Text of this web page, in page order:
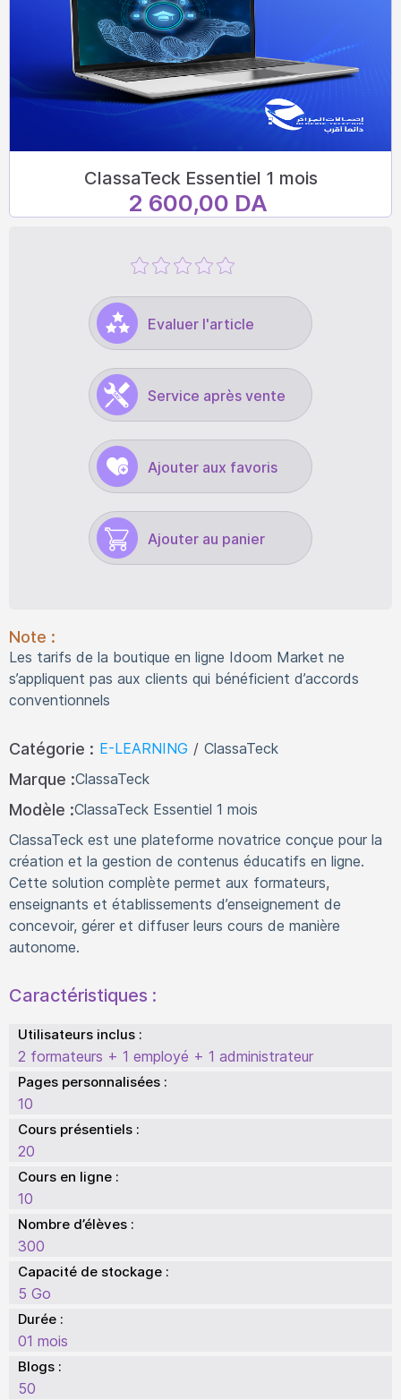
ClassaTeck Essentiel 1 mois
2 600,00 DA
Evaluer l'article
Service après vente
Ajouter aux favoris
Note :
Les tarifs de la boutique en ligne Idoom Market ne
s’appliquent pas aux clients qui bénéficient d’accords
conventionnels
Catégorie : E-LEARNING / ClassaTeck
Marque :ClassaTeck
Modèle :ClassaTeck Essentiel 1 mois
ClassaTeck est une plateforme novatrice conçue pour la
création et la gestion de contenus éducatifs en ligne.
Cette solution complète permet aux formateurs,
enseignants et établissements d’enseignement de
concevoir, gérer et diffuser leurs cours de manière
autonome.
Caractéristiques :
Utilisateurs inclus :
2 formateurs + 1 employé + 1 administrateur
Pages personnalisées :
10
Cours présentiels :
20
Cours en ligne :
10
Nombre d’élèves :
300
Capacité de stockage :
5 Go
Durée :
01 mois
Blogs :
50